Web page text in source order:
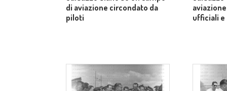
di aviazione circondato da
piloti
ufficiali